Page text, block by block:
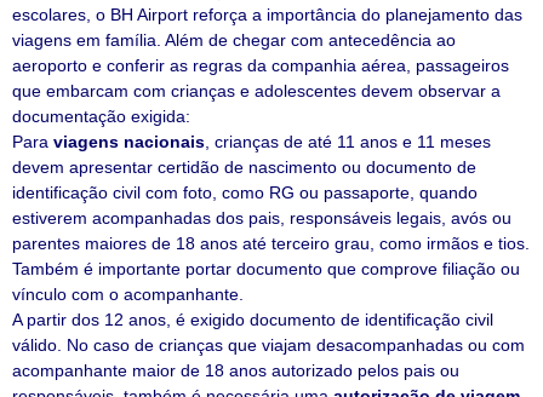
escolares, o BH Airport reforça a importância do planejamento das
viagens em família. Além de chegar com antecedência ao
aeroporto e conferir as regras da companhia aérea, passageiros
que embarcam com crianças e adolescentes devem observar a
documentação exigida:
Para viagens nacionais , crianças de até 11 anos e 11 meses
devem apresentar certidão de nascimento ou documento de
identificação civil com foto, como RG ou passaporte, quando
estiverem acompanhadas dos pais, responsáveis legais, avós ou
parentes maiores de 18 anos até terceiro grau, como irmãos e tios.
Também é importante portar documento que comprove filiação ou
vínculo com o acompanhante.
A partir dos 12 anos, é exigido documento de identificação civil
válido. No caso de crianças que viajam desacompanhadas ou com
acompanhante maior de 18 anos autorizado pelos pais ou